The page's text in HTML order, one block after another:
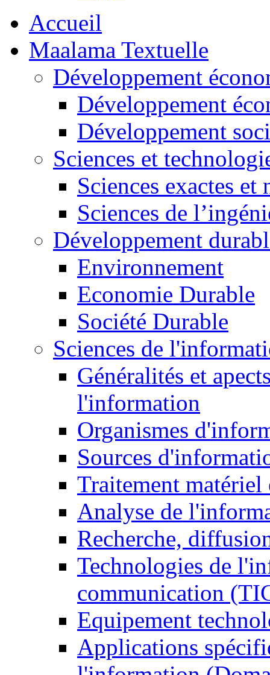
Accueil
Maalama Textuelle
Développement
Développement
Développement
Sciences et
Sciences exactes et
Sciences de
Développement
Environnement
Economie Durable
Société Durable
Sciences de
Généralités et
l'information
Organismes
Sources
Traitement matériel
Analyse de
Recherche,
Technologies de
communication
Equipement
Applications